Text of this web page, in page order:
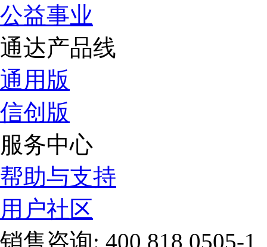
公益事业
通达产品线
通用版
信创版
服务中心
帮助与支持
用户社区
销售咨询: 400 818 0505-1